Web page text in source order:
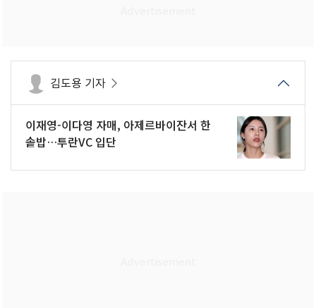
김도용 기자
이재영-이다영 자매, 아제르바이잔서 한
솥밥…투란VC 입단